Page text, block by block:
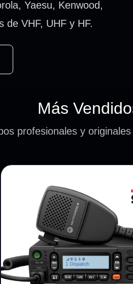
Yaesu, Kenwood,
de VHF, UHF y HF.
Más
profesionales y